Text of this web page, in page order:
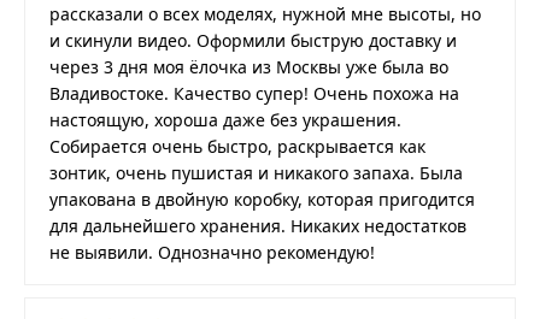
рассказали о всех моделях, нужной мне высоты, но
и скинули видео. Оформили быструю доставку и
через 3 дня моя ёлочка из Москвы уже была во
Владивостоке. Качество супер! Очень похожа на
настоящую, хороша даже без украшения.
Собирается очень быстро, раскрывается как
зонтик, очень пушистая и никакого запаха. Была
упакована в двойную коробку, которая пригодится
для дальнейшего хранения. Никаких недостатков
не выявили. Однозначно рекомендую!